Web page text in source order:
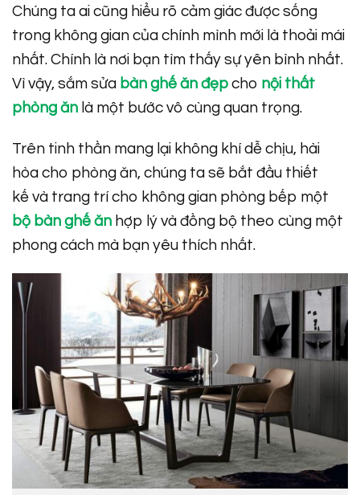
Chúng ta ai cũng hiểu rõ cảm giác được sống
trong không gian của chính mình mới là thoải mái
nhất. Chính là nơi bạn tìm thấy sự yên bình nhất.
Vì vậy, sắm sửa bàn ghế ăn đẹp cho nội thất
phòng ăn là một bước vô cùng quan trọng.
Trên tinh thần mang lại không khí dễ chịu, hài
hòa cho phòng ăn, chúng ta sẽ bắt đầu thiết
kế và trang trí cho không gian phòng bếp một
bộ bàn ghế ăn hợp lý và đồng bộ theo cùng một
phong cách mà bạn yêu thích nhất.